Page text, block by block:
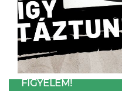
FIGYELEM!